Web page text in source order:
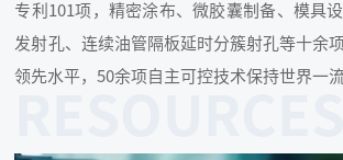
专利101项，精密涂布、微胶囊制备、模具
发射孔、连续油管隔板延时分簇射孔等十余
领先水平，50余项自主可控技术保持世界一流